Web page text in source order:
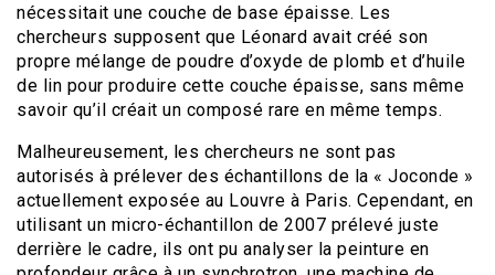
nécessitait une couche de base épaisse. Les
chercheurs supposent que Léonard avait créé son
propre mélange de poudre d’oxyde de plomb et d’huile
de lin pour produire cette couche épaisse, sans même
savoir qu’il créait un composé rare en même temps.
Malheureusement, les chercheurs ne sont pas
autorisés à prélever des échantillons de la « Joconde »
actuellement exposée au Louvre à Paris. Cependant, en
utilisant un micro-échantillon de 2007 prélevé juste
derrière le cadre, ils ont pu analyser la peinture en